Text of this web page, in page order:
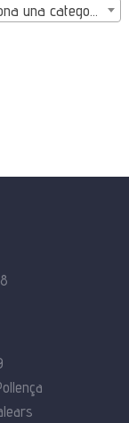
Selecciona una categoría